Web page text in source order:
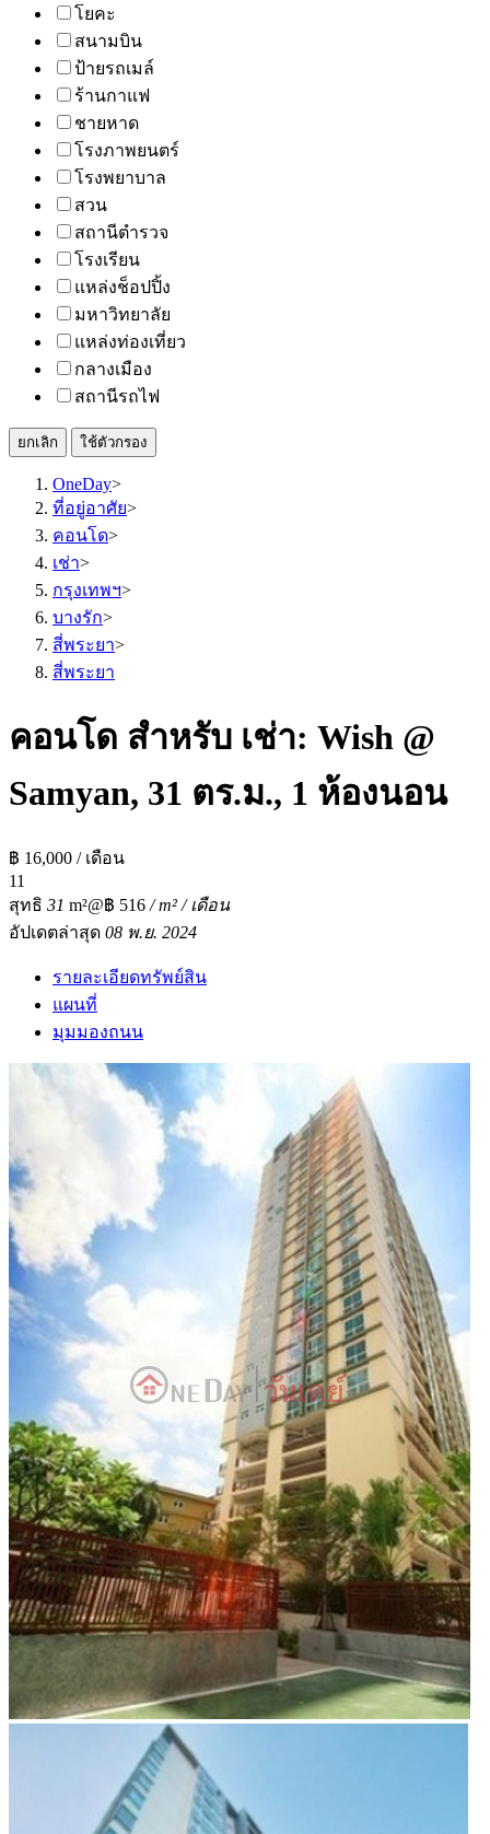
โยคะ
สนามบิน
ป้ายรถเมล์
ร้านกาแฟ
ชายหาด
โรงภาพยนตร์
โรงพยาบาล
สวน
สถานีตำรวจ
โรงเรียน
แหล่งช็อปปิ้ง
มหาวิทยาลัย
แหล่งท่องเที่ยว
กลางเมือง
สถานีรถไฟ
ยกเลิก ใช้ตัวกรอง
OneDay>
ที่อยู่อาศัย>
คอนโด>
เช่า>
กรุงเทพฯ>
บางรัก>
สี่พระยา>
สี่พระยา
คอนโด สำหรับ เช่า: Wish @
Samyan, 31 ตร.ม., 1 ห้องนอน
฿ 16,000 / เดือน
11
สุทธิ 31 m²@฿ 516 / m² / เดือน
อัปเดตล่าสุด 08 พ.ย. 2024
รายละเอียดทรัพย์สิน
แผนที่
มุมมองถนน